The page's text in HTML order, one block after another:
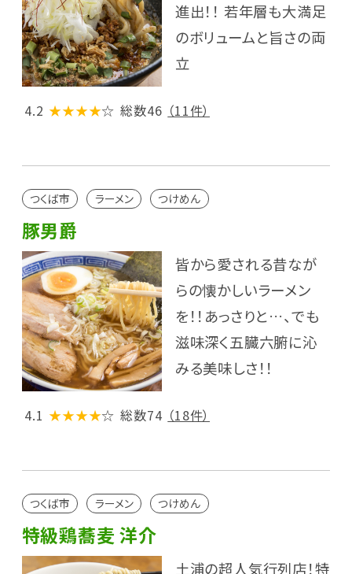
進出！！ 若年層も大満足
のボリュームと旨さの両
立
4.2 ★★★★☆ 総数46 （11件）
つくば市 ラーメン つけめん
豚男爵
皆から愛される昔なが
らの懐かしいラーメン
を！！あっさりと…、でも
滋味深く五臓六腑に沁
みる美味しさ！！
4.1 ★★★★☆ 総数74 （18件）
つくば市 ラーメン つけめん
特級鶏蕎麦 洋介
土浦の超人気行列店！特